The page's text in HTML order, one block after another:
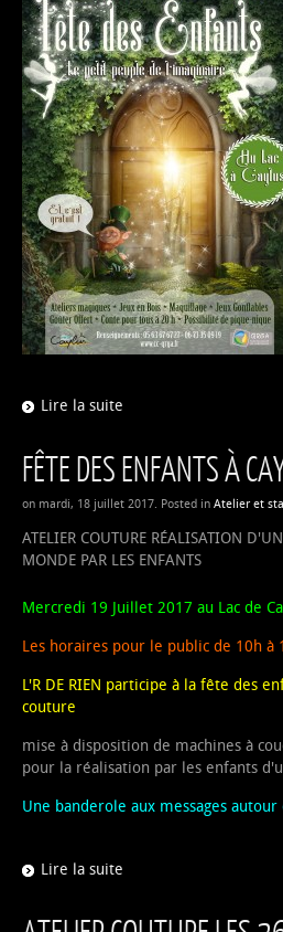
Lire la suite
FÊTE DES ENFANTS À
on mardi, 18 juillet 2017. Posted in Atelier et
ATELIER COUTURE RÉALISATION
MONDE PAR LES ENFANTS
Mercredi 19 Juillet 2017 au Lac de
Les horaires pour le public de 10h à
L'R DE RIEN participe à la fête des
couture
mise à disposition de machines à
pour la réalisation par les enfants
Une banderole aux messages
Lire la suite